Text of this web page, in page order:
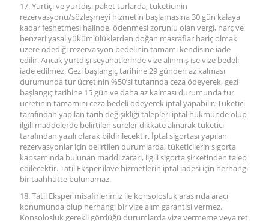
17. Yurtiçi ve yurtdışı paket turlarda, tüketicinin
rezervasyonu/sözleşmeyi hizmetin başlamasına 30 gün kalaya
kadar feshetmesi halinde, ödenmesi zorunlu olan vergi, harç ve
benzeri yasal yükümlülüklerden doğan masraflar hariç olmak
üzere ödediği rezervasyon bedelinin tamamı kendisine iade
edilir. Ancak yurtdışı seyahatlerinde vize alınmış ise vize bedeli
iade edilmez. Gezi başlangıç tarihine 29 günden az kalması
durumunda tur ücretinin %50’si tutarında ceza ödeyerek, gezi
başlangıç tarihine 15 gün ve daha az kalması durumunda tur
ücretinin tamamını ceza bedeli ödeyerek iptal yapabilir. Tüketici
tarafından yapılan tarih değişikliği talepleri iptal hükmünde olup
ilgili maddelerde belirtilen süreler dikkate alınarak tüketici
tarafından yazılı olarak bildirilecektir. İptal sigortası yapılan
rezervasyonlar için belirtilen durumlarda, tüketicilerin sigorta
kapsamında bulunan maddi zararı, ilgili sigorta şirketinden talep
edilecektir. Tatil Eksper ilave hizmetlerin iptal iadesi için herhangi
bir taahhütte bulunamaz.
18. Tatil Eksper misafirlerimiz ile konsolosluk arasında aracı
konumunda olup herhangi bir vize alım garantisi vermez.
Konsolosluk gerekli gördüğü durumlarda vize vermeme veya ret